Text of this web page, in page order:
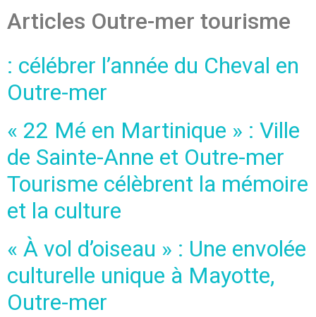
Articles Outre-mer tourisme
: célébrer l’année du Cheval en
Outre-mer
« 22 Mé en Martinique » : Ville
de Sainte-Anne et Outre-mer
Tourisme célèbrent la mémoire
et la culture
« À vol d’oiseau » : Une envolée
culturelle unique à Mayotte,
Outre-mer